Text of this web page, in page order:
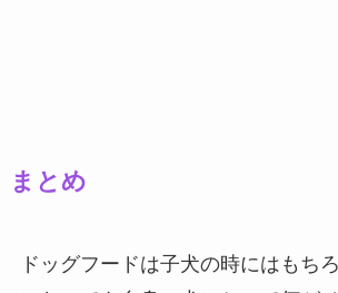
まとめ
ドッグフードは子犬の時にはもち